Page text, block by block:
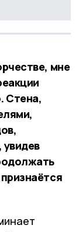
мне
Стена,